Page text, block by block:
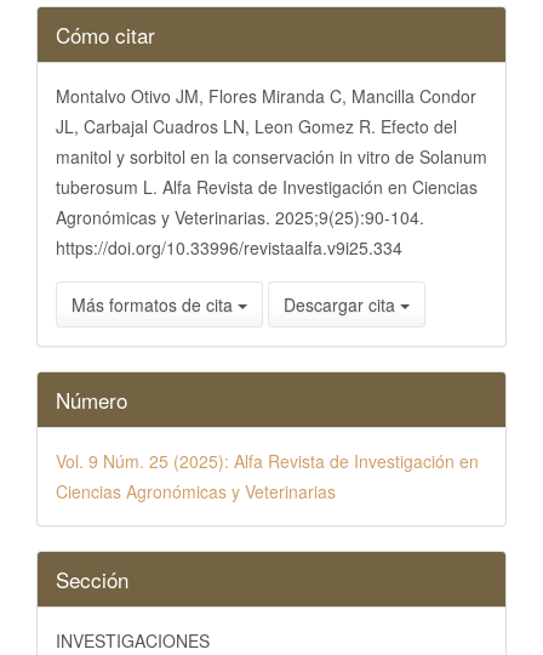
Detalles
del
artículo
Cómo citar
Montalvo Otivo JM, Flores Miranda C, Mancilla Condor
JL, Carbajal Cuadros LN, Leon Gomez R. Efecto del
manitol y sorbitol en la conservación in vitro de Solanum
tuberosum L. Alfa Revista de Investigación en Ciencias
Agronómicas y Veterinarias. 2025;9(25):90-104.
https://doi.org/10.33996/revistaalfa.v9i25.334
Más formatos de cita Descargar cita
Número
Vol. 9 Núm. 25 (2025): Alfa Revista de Investigación en
Ciencias Agronómicas y Veterinarias
Sección
INVESTIGACIONES